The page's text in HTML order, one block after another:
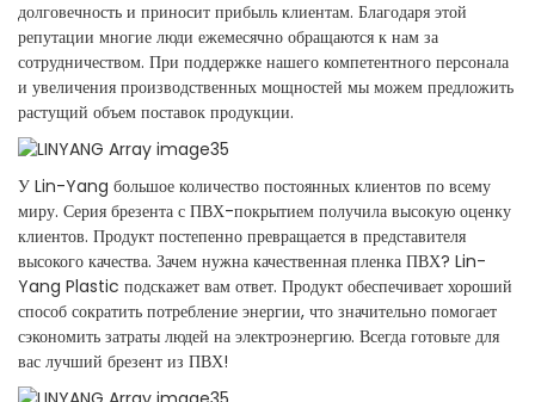
долговечность и приносит прибыль клиентам. Благодаря этой
репутации многие люди ежемесячно обращаются к нам за
сотрудничеством. При поддержке нашего компетентного персонала
и увеличения производственных мощностей мы можем предложить
растущий объем поставок продукции.
У Lin-Yang большое количество постоянных клиентов по всему
миру. Серия брезента с ПВХ-покрытием получила высокую оценку
клиентов. Продукт постепенно превращается в представителя
высокого качества. Зачем нужна качественная пленка ПВХ? Lin-
Yang Plastic подскажет вам ответ. Продукт обеспечивает хороший
способ сократить потребление энергии, что значительно помогает
сэкономить затраты людей на электроэнергию. Всегда готовьте для
вас лучший брезент из ПВХ!